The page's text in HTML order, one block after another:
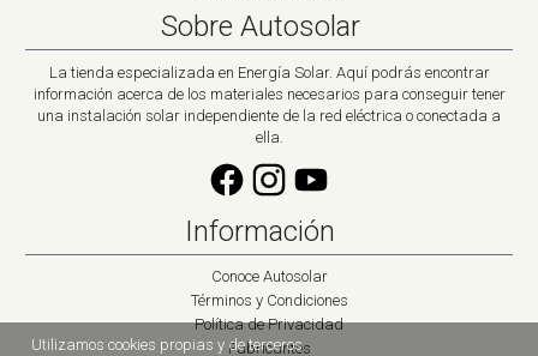
Sobre Autosolar
La tienda especializada en Energía Solar. Aquí podrás encontrar
información acerca de los materiales necesarios para conseguir tener
una instalación solar independiente de la red eléctrica o conectada a
ella.
Información
Conoce Autosolar
Términos y Condiciones
Política de Privacidad
Fabricantes
Utilizamos cookies propias y de terceros